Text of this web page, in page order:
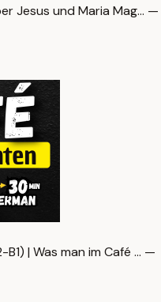
Jesus und Maria Mag… —
| Was man im Café … —